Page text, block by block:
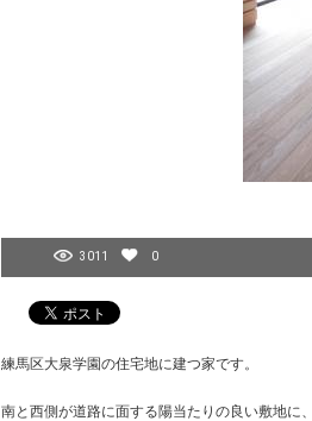
3011 0
練馬区大泉学園の住宅地に建つ家です。
南と西側が道路に面する陽当たりの良い敷地に